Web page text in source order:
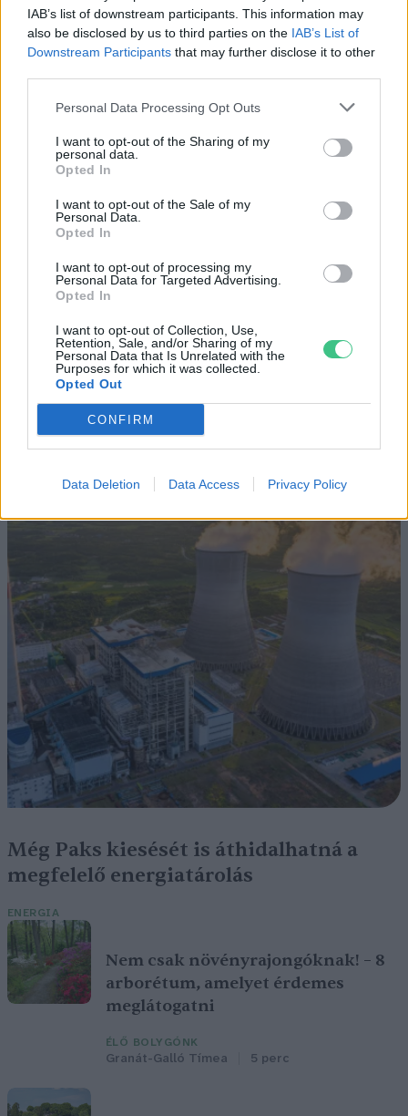
IAB’s list of downstream participants. This information may
also be disclosed by us to third parties on the IAB’s List of
Downstream Participants that may further disclose it to other
Personal Data Processing Opt Outs
I want to opt-out of the Sharing of my
personal data.
Opted In
I want to opt-out of the Sale of my
Personal Data.
Opted In
I want to opt-out of processing my
Personal Data for Targeted Advertising.
Opted In
I want to opt-out of Collection, Use,
Retention, Sale, and/or Sharing of my
Personal Data that Is Unrelated with the
Purposes for which it was collected.
Opted Out
CONFIRM
Data Deletion Data Access Privacy Policy
elektromos repülőjáratok Európában
KÖZLEKEDÉS
Történelmi aszály sújtja Nagy-
Britanniát is
mekkora a különbség az áradó és a
kiszáradó Duna között
ÉLŐ BOLYGÓNK
Még Paks kiesését is áthidalhatná a
megfelelő energiatárolás
ENERGIA
Nem csak növényrajongóknak! – 8
arborétum, amelyet érdemes
meglátogatni
ÉLŐ BOLYGÓNK
Granát-Galló Tímea 5 perc